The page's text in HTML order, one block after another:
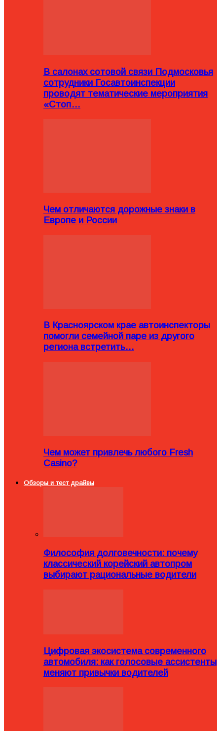
В салонах сотовой связи Подмосковья
сотрудники Госавтоинспекции
проводят тематические мероприятия
«Стоп…
Чем отличаются дорожные знаки в
Европе и России
В Красноярском крае автоинспекторы
помогли семейной паре из другого
региона встретить…
Чем может привлечь любого Fresh
Casino?
Обзоры и тест драйвы
Философия долговечности: почему
классический корейский автопром
выбирают рациональные водители
Цифровая экосистема современного
автомобиля: как голосовые ассистенты
меняют привычки водителей